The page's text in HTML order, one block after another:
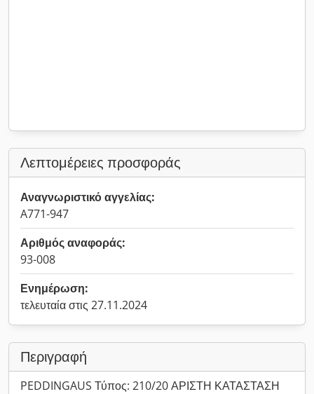
Λεπτομέρειες προσφοράς
Αναγνωριστικό αγγελίας:
A771-947
Αριθμός αναφοράς:
93-008
Ενημέρωση:
τελευταία στις 27.11.2024
Περιγραφή
PEDDINGAUS Τύπος: 210/20 ΑΡΙΣΤΗ ΚΑΤΑΣΤΑΣΗ